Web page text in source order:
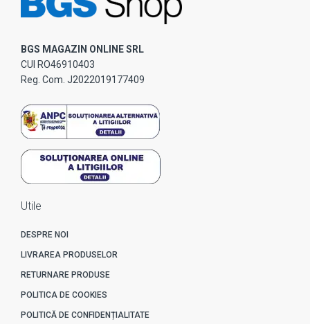
BGS MAGAZIN ONLINE SRL
CUI RO46910403
Reg. Com. J2022019177409
Utile
DESPRE NOI
LIVRAREA PRODUSELOR
RETURNARE PRODUSE
POLITICA DE COOKIES
POLITICĂ DE CONFIDENȚIALITATE